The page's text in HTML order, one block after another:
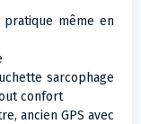
même en
sarcophage
confort
ancien GPS avec